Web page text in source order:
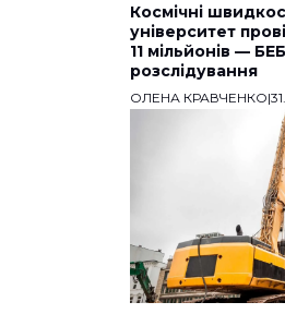
Космічні
університет
11 мільйонів —
розслідування
ОЛЕНА КРАВЧЕНКО|